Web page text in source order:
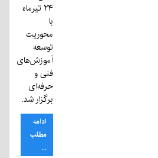
۲۴ تیرماه
با
محوریت
توسعه
آموزش‌های
فنی و
حرفه‌ای
برگزار شد.
ادامه
مطلب
...